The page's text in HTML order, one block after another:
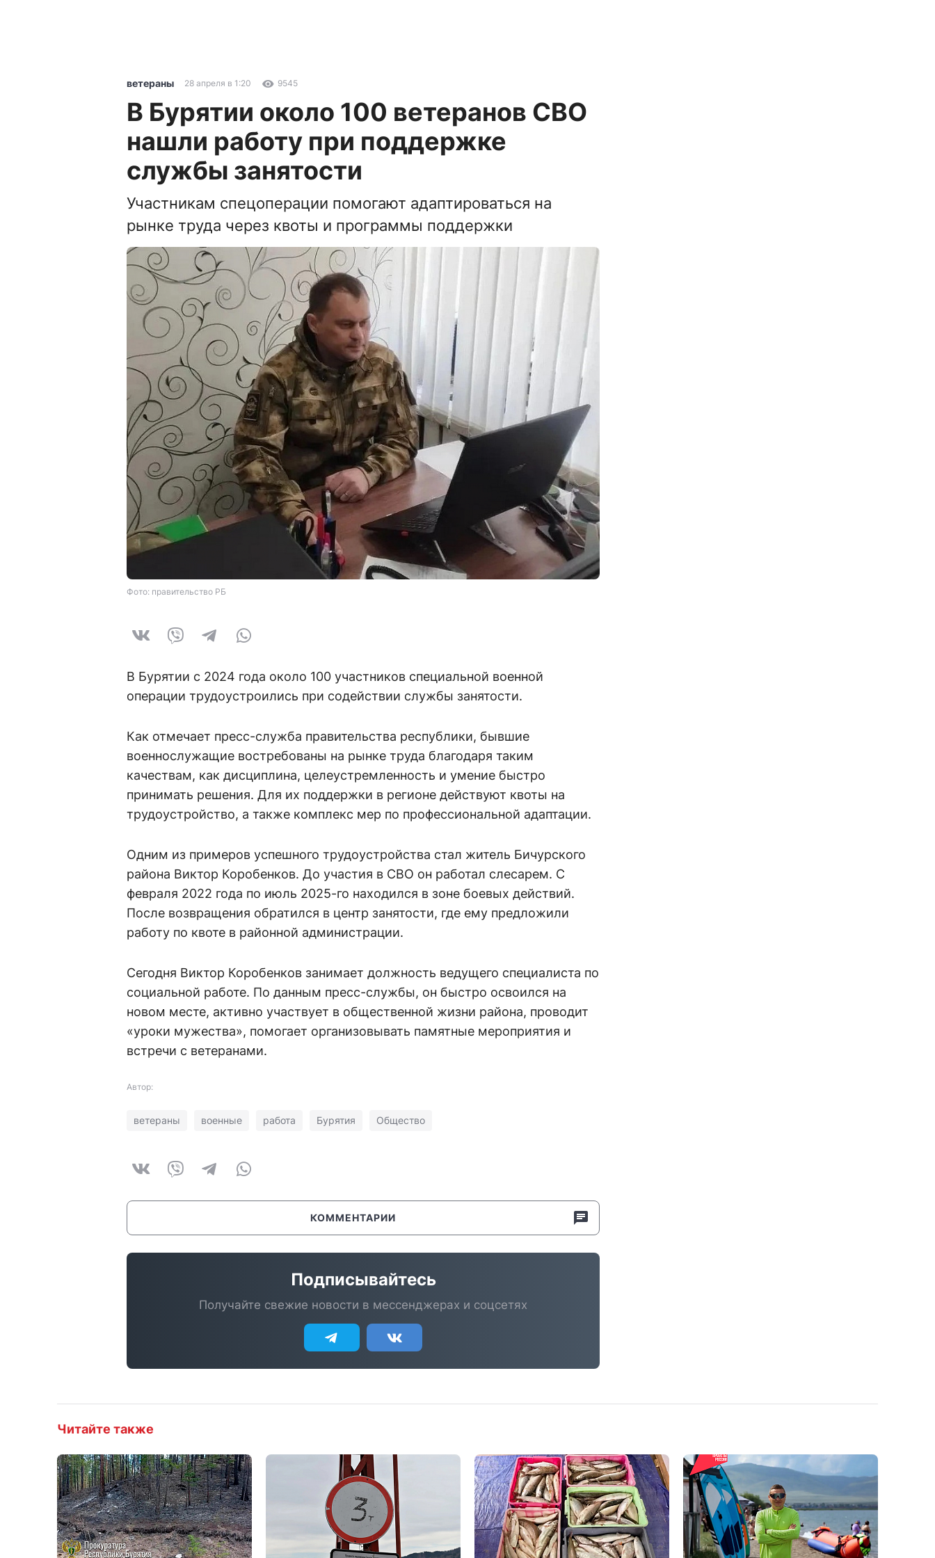
ветераны 28 апреля в 1:20 9545
В Бурятии около 100 ветеранов СВО
нашли работу при поддержке
службы занятости
Участникам спецоперации помогают адаптироваться на
рынке труда через квоты и программы поддержки
Фото: правительство РБ
В Бурятии с 2024 года около 100 участников специальной военной
операции трудоустроились при содействии службы занятости.
Как отмечает пресс-служба правительства республики, бывшие
военнослужащие востребованы на рынке труда благодаря таким
качествам, как дисциплина, целеустремленность и умение быстро
принимать решения. Для их поддержки в регионе действуют квоты на
трудоустройство, а также комплекс мер по профессиональной адаптации.
Одним из примеров успешного трудоустройства стал житель Бичурского
района Виктор Коробенков. До участия в СВО он работал слесарем. С
февраля 2022 года по июль 2025-го находился в зоне боевых действий.
После возвращения обратился в центр занятости, где ему предложили
работу по квоте в районной администрации.
Сегодня Виктор Коробенков занимает должность ведущего специалиста по
социальной работе. По данным пресс-службы, он быстро освоился на
новом месте, активно участвует в общественной жизни района, проводит
«уроки мужества», помогает организовывать памятные мероприятия и
встречи с ветеранами.
Автор:
ветераны военные работа Бурятия Общество
КОММЕНТАРИИ
Подписывайтесь
Получайте свежие новости в мессенджерах и соцсетях
Читайте также